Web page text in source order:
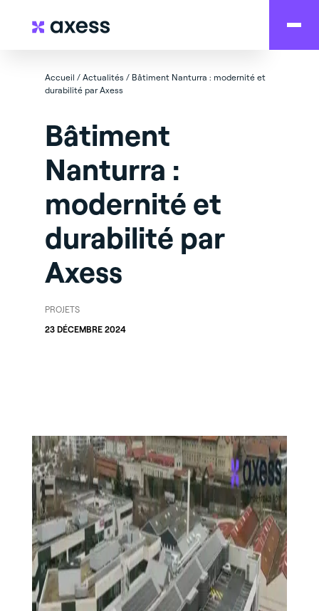
Accueil / Actualités / Bâtiment Nanturra : modernité et
durabilité par Axess
Bâtiment
Nanturra :
modernité et
durabilité par
Axess
PROJETS
23 DÉCEMBRE 2024